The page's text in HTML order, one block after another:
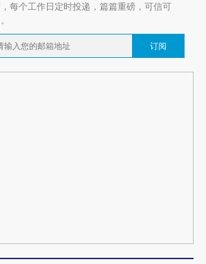
每个工作日定时投递，篇篇重磅，可信可
订阅